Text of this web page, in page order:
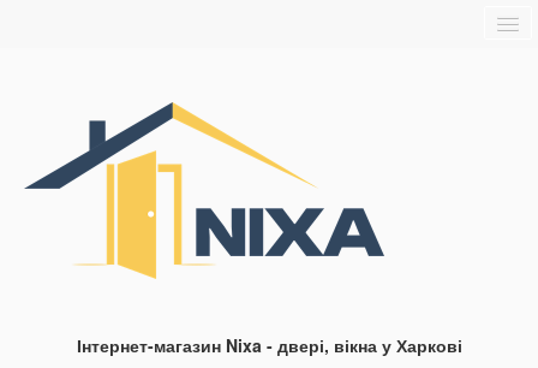
Блог
Інтернет-магазин Nixa - двері, вікна у Харкові